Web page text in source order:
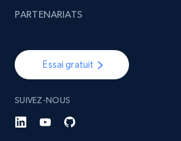
Essai gratuit
SUIVEZ-NOUS
PARTENARIATS